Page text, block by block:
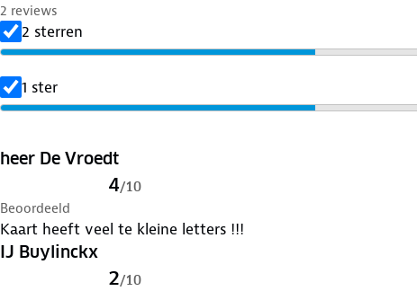
2 reviews
2 sterren
1 ster
heer De Vroedt
4/10
Beoordeeld
Kaart heeft veel te kleine letters !!!
IJ Buylinckx
2/10